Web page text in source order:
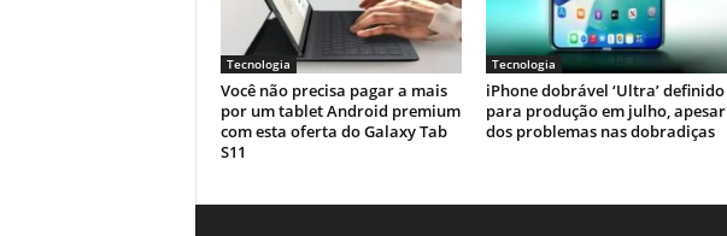
Tecnologia
Você não precisa pagar a mais
por um tablet Android premium
com esta oferta do Galaxy Tab
S11
Tecnologia
iPhone dobrável ‘Ultra’ definido
para produção em julho, apesar
dos problemas nas dobradiças